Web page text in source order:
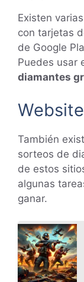
Existen
con tarjetas
de Google
Puedes usar
diamantes
También
sorteos de
de estos
algunas
ganar.